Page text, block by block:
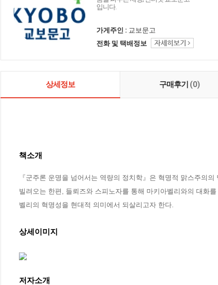
입니다.
가게주인 : 교보문고
전화 및 택배정보
상세정보 구매후기 (0)
책소개
『군주론 운명을 넘어서는 역량의 정치학』은 혁명적 맑스주의
빌려오는 한편, 들뢰즈와 스피노자를 통해 마키아벨리와의 대화
벨리의 혁명성을 현대적 의미에서 되살리고자 한다.
상세이미지
저자소개